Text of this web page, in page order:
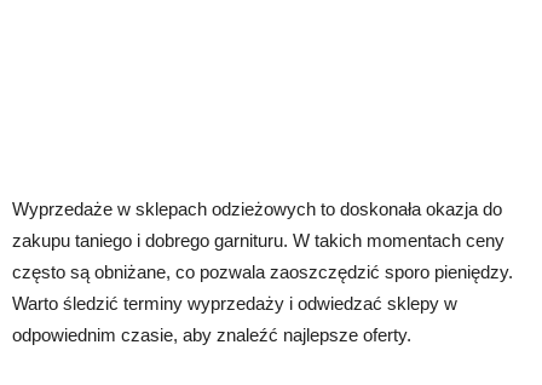
Wyprzedaże w sklepach odzieżowych to doskonała okazja do
zakupu taniego i dobrego garnituru. W takich momentach ceny
często są obniżane, co pozwala zaoszczędzić sporo pieniędzy.
Warto śledzić terminy wyprzedaży i odwiedzać sklepy w
odpowiednim czasie, aby znaleźć najlepsze oferty.